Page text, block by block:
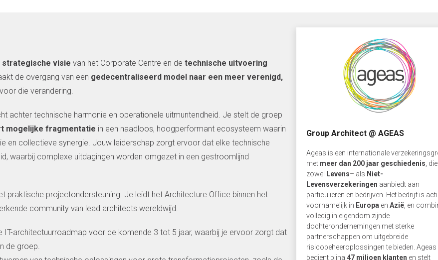
strategische visie van het Corporate Centre en de technische uitvoering
de overgang van een gedecentraliseerd model naar een meer verenigd,
die verandering.
achter technische harmonie en operationele uitmuntendheid. Je stelt de groep
mogelijke fragmentatie in een naadloos, hoogperformant ecosysteem waarin
en collectieve synergie. Jouw leiderschap zorgt ervoor dat elke technische
waarbij complexe uitdagingen worden omgezet in een gestroomlijnd
praktische projectondersteuning. Je leidt het Architecture Office binnen het
community van lead architects wereldwijd.
IT-architectuurroadmap voor de komende 3 tot 5 jaar, waarbij je ervoor zorgt dat
de groep.
Group Architect @ AGEAS
Ageas is een internationale
met meer dan 200 jaar geschiedenis , die
zowel Levens– als Niet-
Levensverzekeringen aanbiedt aan
particulieren en bedrijven. Het bedrijf is
voornamelijk in Europa enAzië , en
volledig in eigendom zijnde
dochterondernemingen met sterke
partnerschappen om uitgebreide
risicobeheeroplossingen te bieden. Ageas
bedient bijna47 miljoen klanten en stelt